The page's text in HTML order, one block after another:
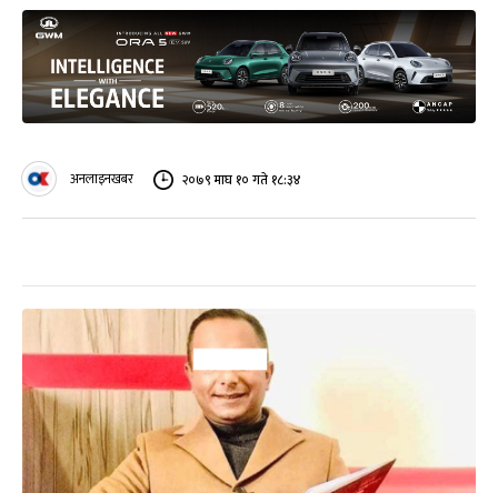
अनलाइनखबर २०७९ माघ १० गते १८:३४